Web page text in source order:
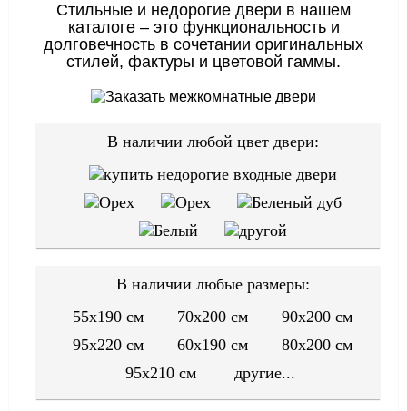
Стильные и недорогие двери в нашем
каталоге – это функциональность и
долговечность в сочетании оригинальных
стилей, фактуры и цветовой гаммы.
В наличии любой цвет двери:
В наличии любые размеры:
55x190 см
70x200 см
90x200 см
95x220 см
60x190 см
80x200 см
95x210 см
другие...